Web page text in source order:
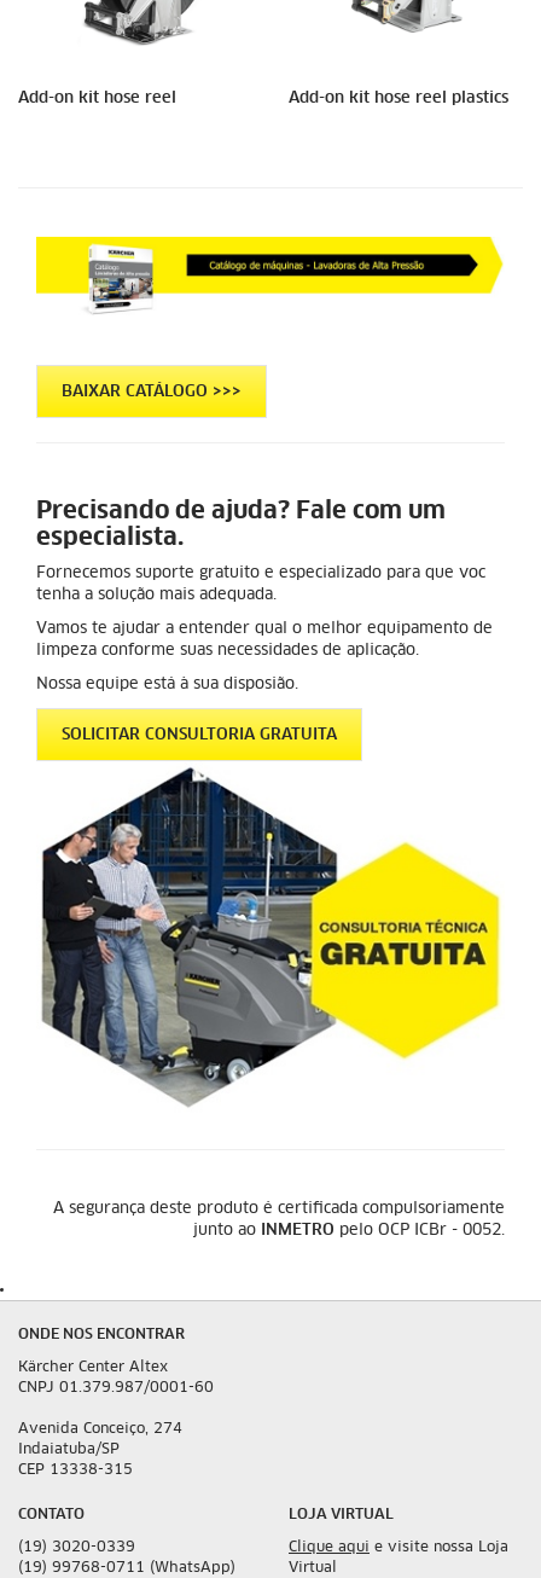
Add-on kit hose reel Add-on kit hose reel plastics
BAIXAR CATÁLOGO >>>
Precisando de ajuda? Fale com um
especialista.
Fornecemos suporte gratuito e especializado para que voc
tenha a solução mais adequada.
Vamos te ajudar a entender qual o melhor equipamento de
limpeza conforme suas necessidades de aplicação.
Nossa equipe está à sua disposião.
SOLICITAR CONSULTORIA GRATUITA
A segurança deste produto é certificada compulsoriamente
junto ao
INMETRO pelo OCP ICBr - 0052.
ONDE NOS ENCONTRAR
Kärcher Center Altex
CNPJ 01.379.987/0001-60
Avenida Conceiço, 274
Indaiatuba/SP
CEP 13338-315
CONTATO
(19) 3020-0339
(19) 99768-0711 (WhatsApp)
LOJA VIRTUAL
Clique aqui e visite nossa Loja
Virtual